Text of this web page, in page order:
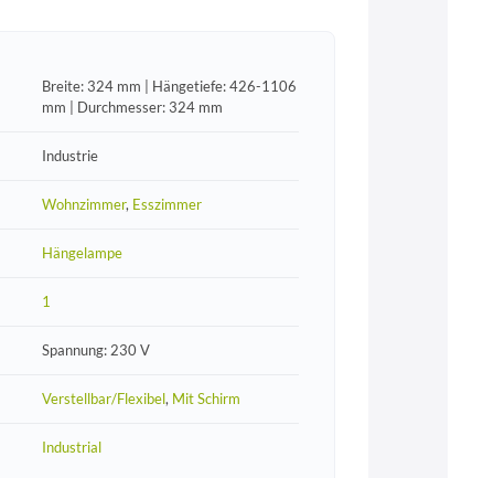
Breite: 324 mm | Hängetiefe: 426-1106
mm | Durchmesser: 324 mm
Industrie
Wohnzimmer, Esszimmer
Hängelampe
1
Spannung: 230 V
Verstellbar/Flexibel, Mit Schirm
Industrial